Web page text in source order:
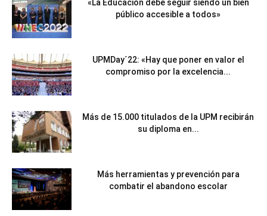
«La Educación debe seguir siendo un bien
público accesible a todos»
UPMDay´22: «Hay que poner en valor el
compromiso por la excelencia...
Más de 15.000 titulados de la UPM recibirán
su diploma en...
Más herramientas y prevención para
combatir el abandono escolar